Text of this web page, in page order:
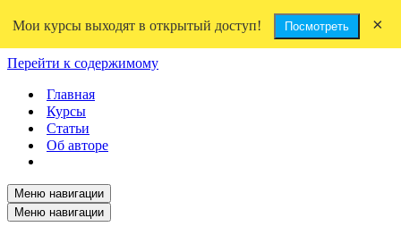
Перейти к содержимому
Главная
Курсы
Статьи
Об авторе
Меню навигации
Меню навигации
Мои курсы выходят в открытый доступ! Посмотреть ×